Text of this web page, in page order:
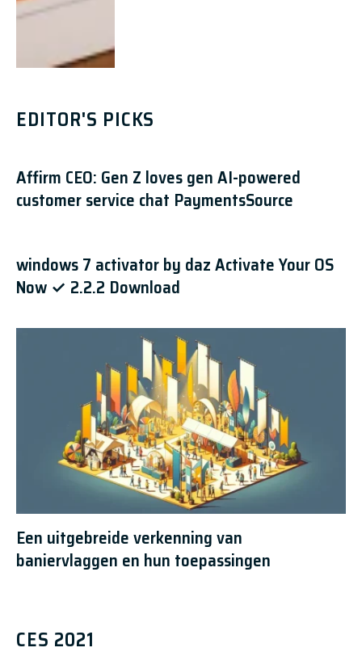
EDITOR'S PICKS
Affirm CEO: Gen Z loves gen AI-powered
customer service chat PaymentsSource
windows 7 activator by daz Activate Your OS
Now ✓ 2.2.2 Download
Een uitgebreide verkenning van
baniervlaggen en hun toepassingen
CES 2021